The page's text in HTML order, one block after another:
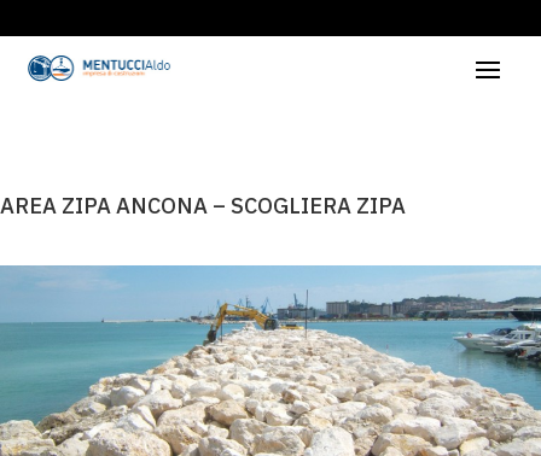
AREA ZIPA ANCONA – SCOGLIERA ZIPA